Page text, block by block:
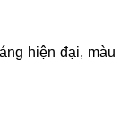
hiện đại, màu